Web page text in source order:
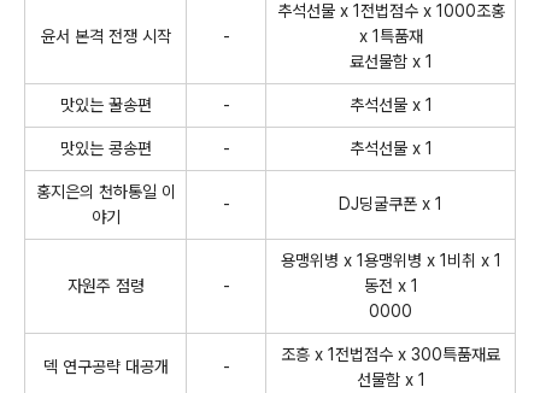
윤서 본격 전쟁 시작 -
추석선물 x 1전법점수 x 1000조홍
x 1특품재
료선물함 x 1
맛있는 꿀송편 - 추석선물 x 1
맛있는 콩송편 - 추석선물 x 1
홍지은의 천하통일 이
야기
- DJ딩굴쿠폰 x 1
자원주 점령 -
용맹위병 x 1용맹위병 x 1비취 x 1
동전 x 1
0000
덱 연구공략 대공개 -
조흥 x 1전법점수 x 300특품재료
선물함 x 1